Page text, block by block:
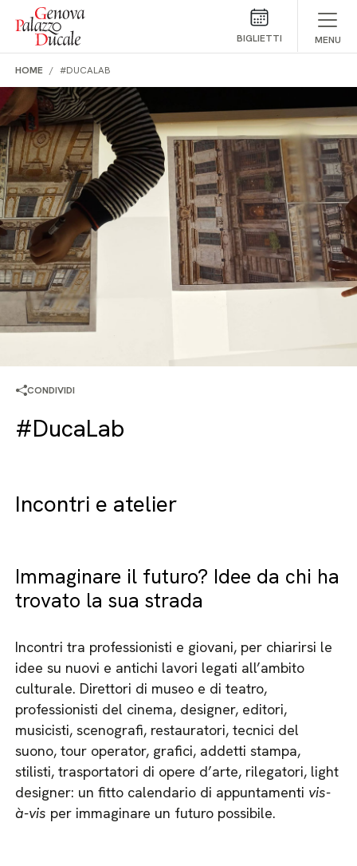
Salta al contenuto
BIGLIETTI MENU
HOME #DUCALAB
CONDIVIDI
#DucaLab
Incontri e atelier
Immaginare il futuro? Idee da chi ha
trovato la sua strada
Incontri tra professionisti e giovani, per chiarirsi le
idee su nuovi e antichi lavori legati all’ambito
culturale. Direttori di museo e di teatro,
professionisti del cinema, designer, editori,
musicisti, scenografi, restauratori, tecnici del
suono, tour operator, grafici, addetti stampa,
stilisti, trasportatori di opere d’arte, rilegatori, light
designer: un fitto calendario di appuntamenti vis-
à-vis per immaginare un futuro possibile.